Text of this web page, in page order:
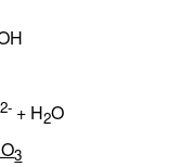
2- + H2O
3